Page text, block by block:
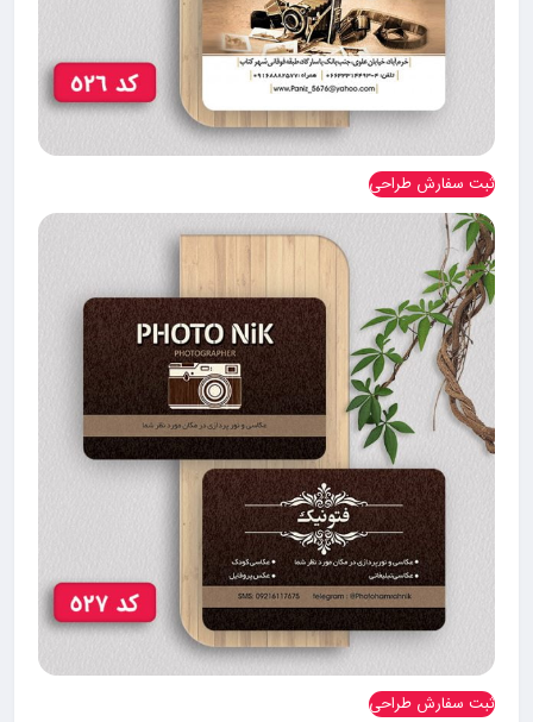
ثبت سفارش طراحی
ثبت سفارش طراحی